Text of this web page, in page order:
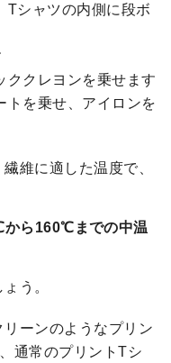
Tシャツの内側に段ボ
ククレヨンを乗せます
トを乗せ、アイロンを
維に適した温度で、
ら160℃までの中温
う。
ーンのようなプリン
通常のプリントTシ